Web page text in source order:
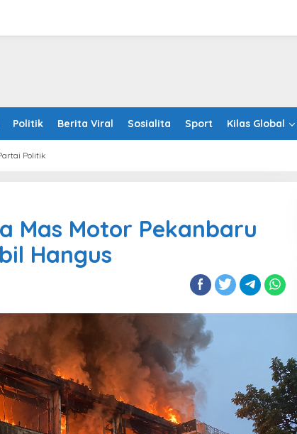
Politik Berita Viral Sosialita Sport Kilas Global
Politik
Mas Motor Pekanbaru
Hangus
Depan di
in Frost & Sullivan’s 2026 Frost
Radar™ for Customer Experience
Pacific